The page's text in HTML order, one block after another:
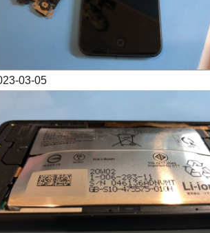
03-05